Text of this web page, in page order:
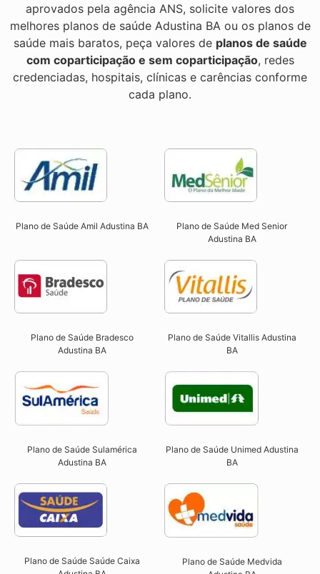
aprovados pela agência ANS, solicite valores dos
melhores planos de saúde Adustina BA ou os planos de
saúde mais baratos, peça valores de planos de saúde
com coparticipação e sem coparticipação, redes
credenciadas, hospitais, clínicas e carências conforme
cada plano.
Plano de Saúde Amil Adustina BA
Plano de Saúde Med Senior
Adustina BA
Plano de Saúde Bradesco
Adustina BA
Plano de Saúde Vitallis Adustina
BA
Plano de Saúde Sulamérica
Adustina BA
Plano de Saúde Unimed Adustina
BA
Plano de Saúde Saúde Caixa
Plano de Saúde Medvida